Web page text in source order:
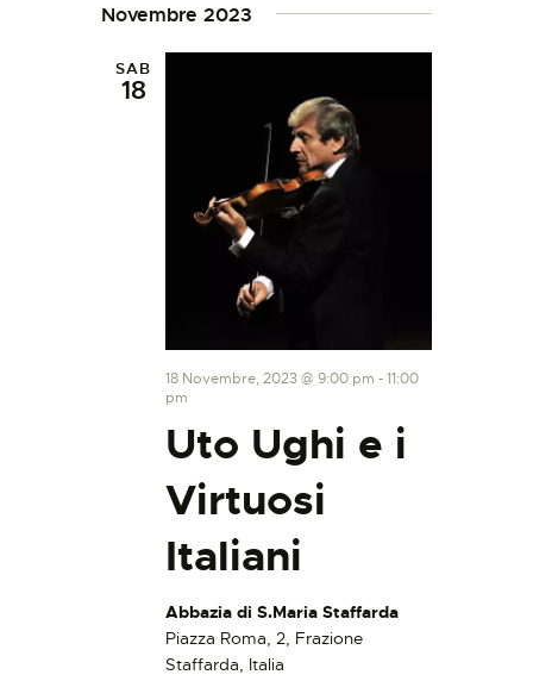
Novembre 2023
SAB
18
Uto Ughi e i
Virtuosi
Italiani
18 Novembre, 2023 @ 9:00 pm -11:00
pm
Abbazia di S.Maria Staffarda
Piazza Roma, 2, Frazione
Staffarda, Italia